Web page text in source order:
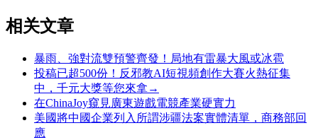
相关文章
暴雨、強對流雙預警齊發！局地有雷暴大風或冰雹
投稿已超500份！反邪教AI短視頻創作大賽火熱征集
中，千元大獎等您來拿→
在ChinaJoy窺見廣東遊戲電競產業硬實力
美國將中國企業列入所謂涉疆法案實體清單，商務部回
應